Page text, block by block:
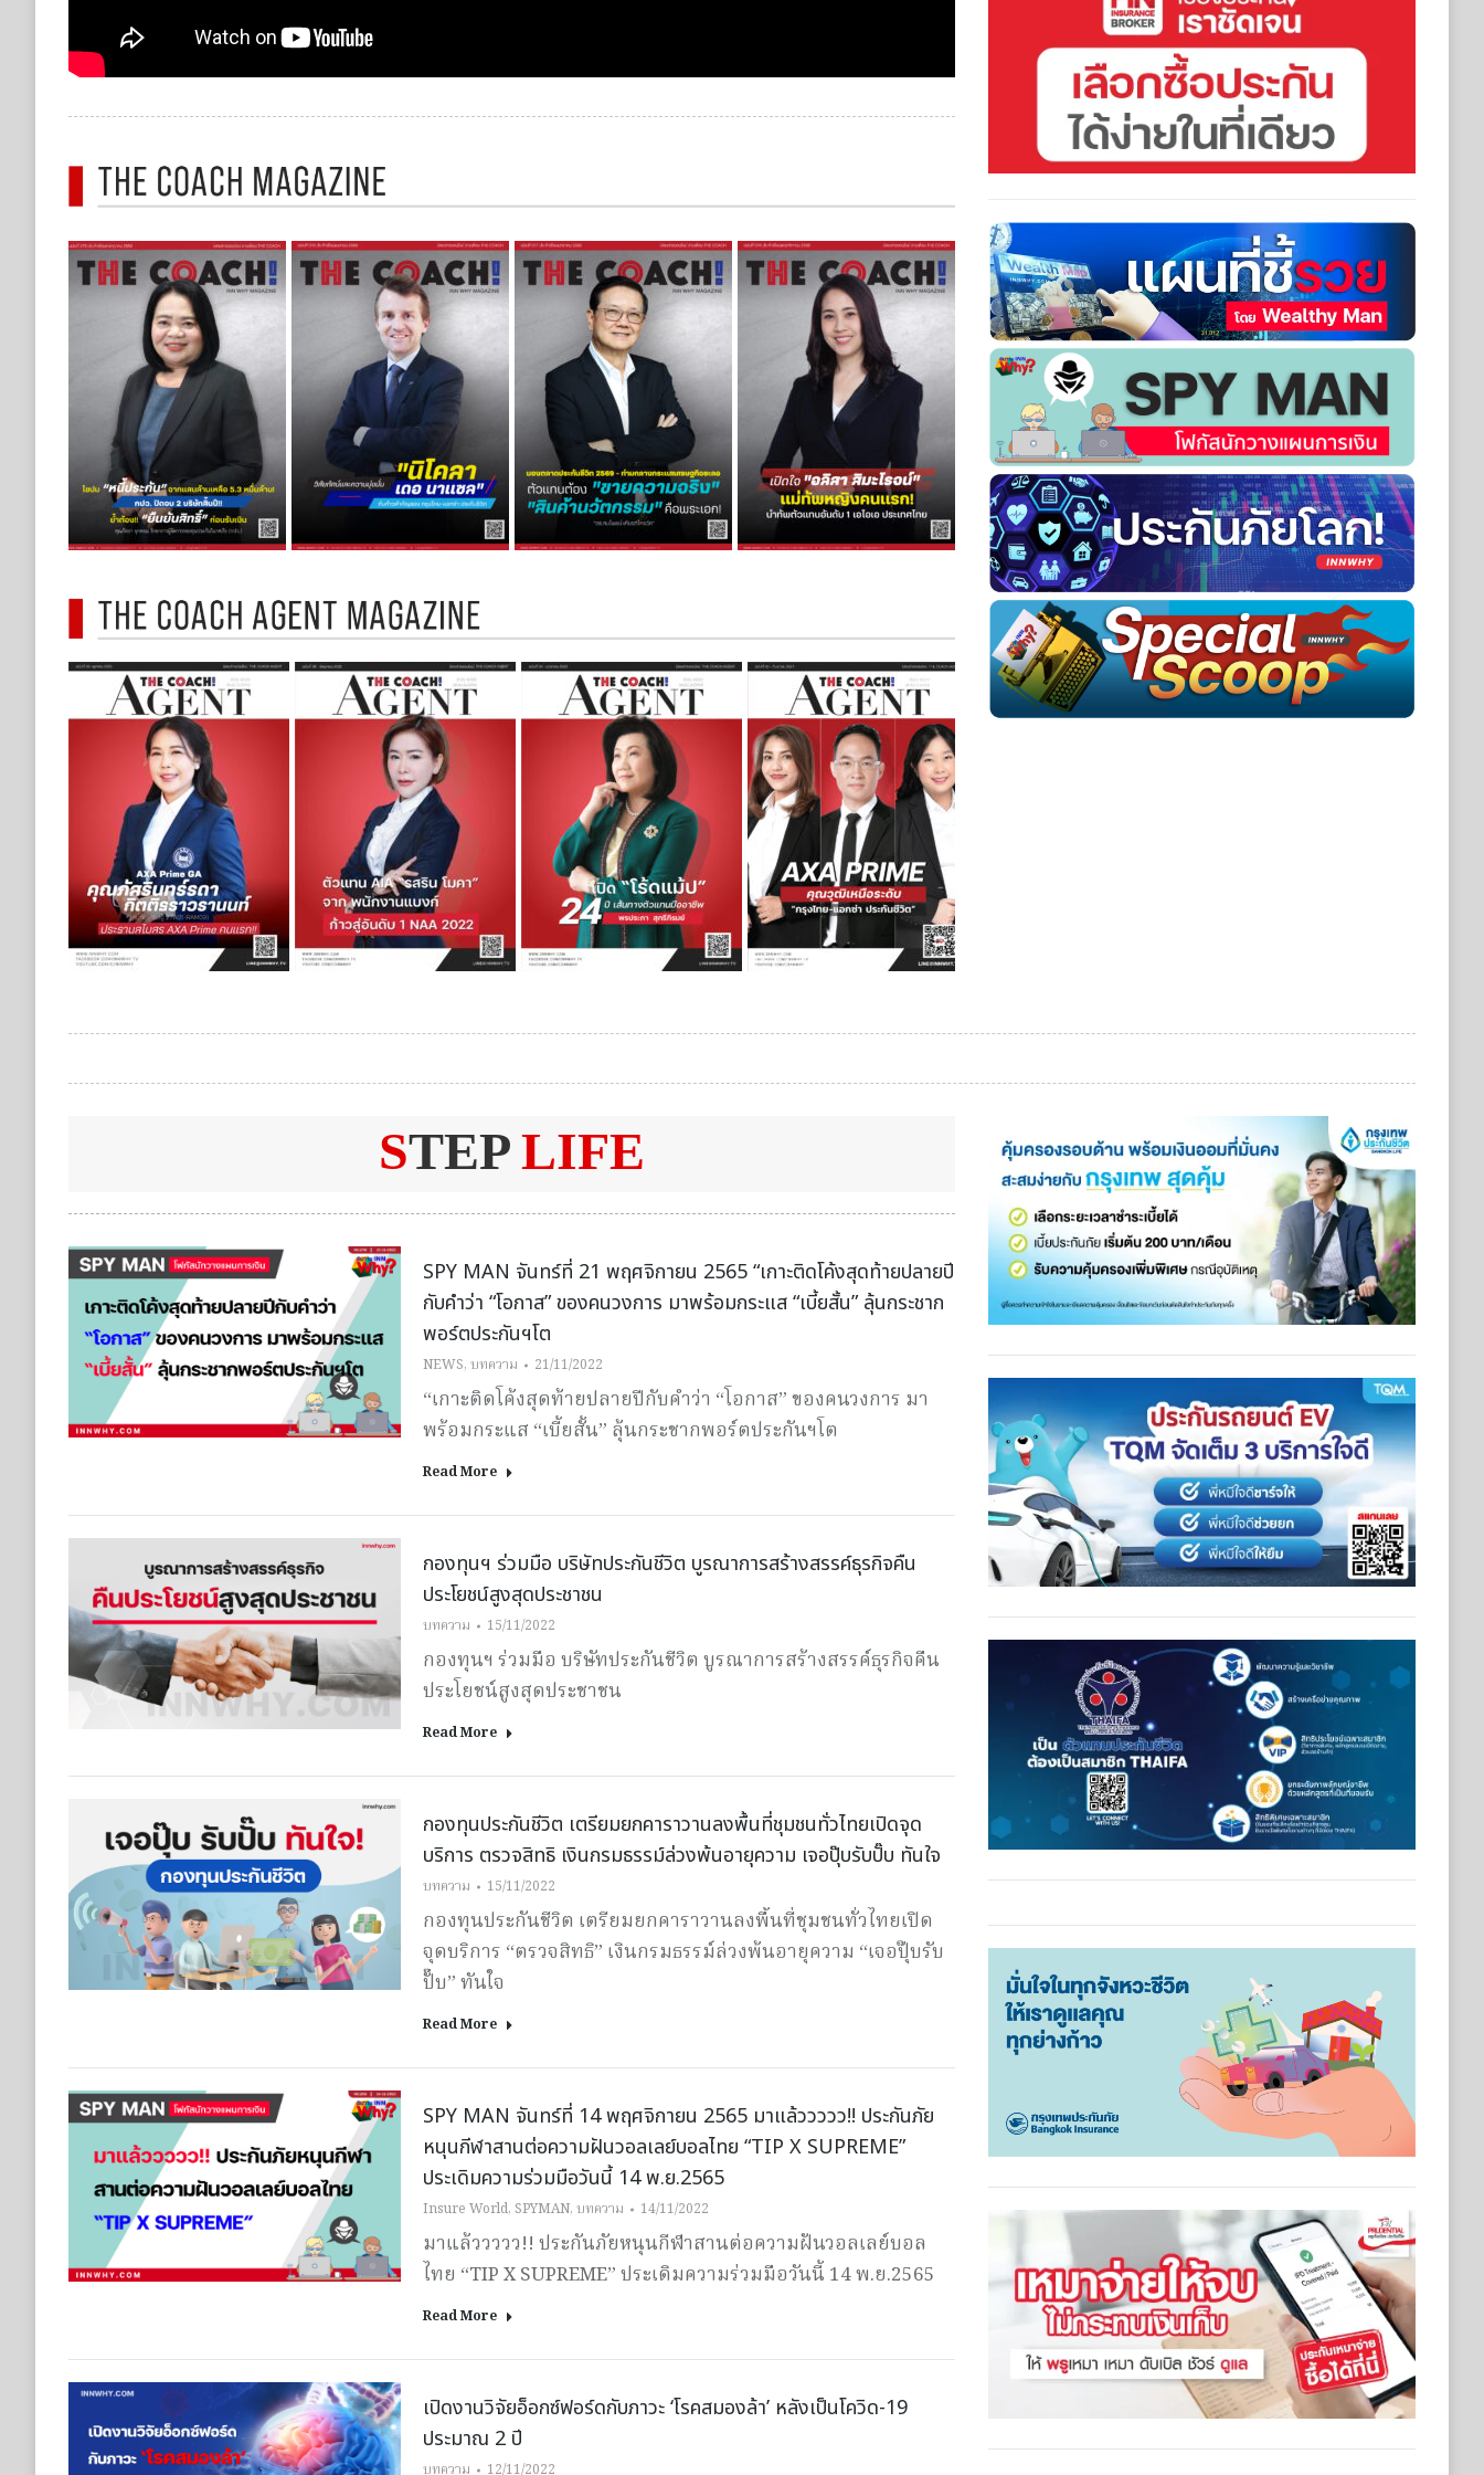
STEP LIFE
SPY MAN จันทร์ที่ 21 พฤศจิกายน 2565 “เกาะติดโค้งสุดท้ายปลายปี
กับคำว่า “โอกาส” ของคนวงการ มาพร้อมกระแส “เบี้ยสั้น” ลุ้นกระชาก
พอร์ตประกันฯโต
NEWS,บทความ 21/11/2022
“เกาะติดโค้งสุดท้ายปลายปีกับคำว่า “โอกาส” ของคนวงการ มา
พร้อมกระแส “เบี้ยสั้น” ลุ้นกระชากพอร์ตประกันฯโต
Read More
กองทุนฯ ร่วมมือ บริษัทประกันชีวิต บูรณาการสร้างสรรค์ธุรกิจคืน
ประโยชน์สูงสุดประชาชน
บทความ 15/11/2022
กองทุนฯ ร่วมมือ บริษัทประกันชีวิต บูรณาการสร้างสรรค์ธุรกิจคืน
ประโยชน์สูงสุดประชาชน
Read More
กองทุนประกันชีวิต เตรียมยกคาราวานลงพื้นที่ชุมชนทั่วไทยเปิดจุด
บริการ ตรวจสิทธิ เงินกรมธรรม์ล่วงพ้นอายุความ เจอปุ๊บรับปั๊บ ทันใจ
บทความ 15/11/2022
กองทุนประกันชีวิต เตรียมยกคาราวานลงพื้นที่ชุมชนทั่วไทยเปิด
จุดบริการ “ตรวจสิทธิ” เงินกรมธรรม์ล่วงพ้นอายุความ “เจอปุ๊บรับ
ปั๊บ” ทันใจ
Read More
SPY MAN จันทร์ที่ 14 พฤศจิกายน 2565 มาแล้ววววว!! ประกันภัย
หนุนกีฬาสานต่อความฝันวอลเลย์บอลไทย “TIP X SUPREME”
ประเดิมความร่วมมือวันนี้ 14 พ.ย.2565
Insure World, SPYMAN,บทความ 14/11/2022
มาแล้ววววว!! ประกันภัยหนุนกีฬาสานต่อความฝันวอลเลย์บอล
ไทย “TIP X SUPREME” ประเดิมความร่วมมือวันนี้ 14 พ.ย.2565
Read More
เปิดงานวิจัยอ็อกซ์ฟอร์ดกับภาวะ ‘โรคสมองล้า’ หลังเป็นโควิด-19
ประมาณ 2 ปี
บทความ 12/11/2022